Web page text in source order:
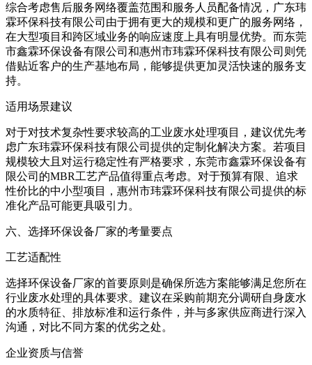
综合考虑售后服务网络覆盖范围和服务人员配备情况，广东玮
霖环保科技有限公司由于拥有更大的规模和更广的服务网络，
在大型项目和跨区域业务的响应速度上具有明显优势。而东莞
市鑫霖环保设备有限公司和惠州市玮霖环保科技有限公司则凭
借贴近客户的生产基地布局，能够提供更加灵活快速的服务支
持。
适用场景建议
对于对技术复杂性要求较高的工业废水处理项目，建议优先考
虑广东玮霖环保科技有限公司提供的定制化解决方案。若项目
规模较大且对运行稳定性有严格要求，东莞市鑫霖环保设备有
限公司的MBR工艺产品值得重点考虑。对于预算有限、追求
性价比的中小型项目，惠州市玮霖环保科技有限公司提供的标
准化产品可能更具吸引力。
六、选择环保设备厂家的考量要点
工艺适配性
选择环保设备厂家的首要原则是确保所选方案能够满足您所在
行业废水处理的具体要求。建议在采购前期充分调研自身废水
的水质特征、排放标准和运行条件，并与多家供应商进行深入
沟通，对比不同方案的优劣之处。
企业资质与信誉